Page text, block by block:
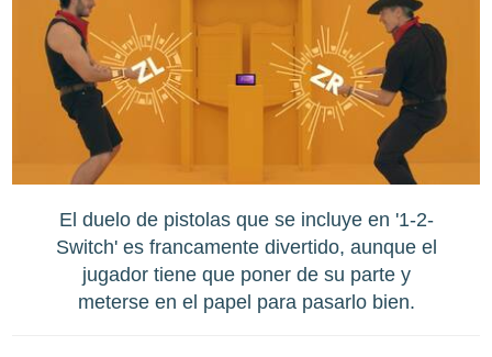
El duelo de pistolas que se incluye en '1-2-
Switch' es francamente divertido, aunque el
jugador tiene que poner de su parte y
meterse en el papel para pasarlo bien.